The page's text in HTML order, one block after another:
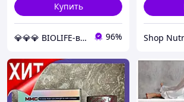
Купить
💎💎💎 BIOLIFE-витамины и минералы 96% Shop